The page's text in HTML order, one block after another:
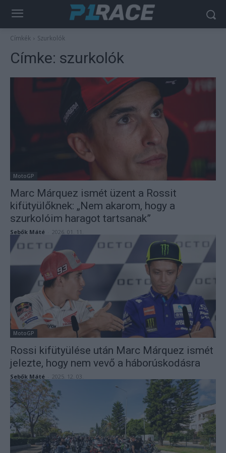
Címkék Szurkolók
Címke: szurkolók
MotoGP
Marc Márquez ismét üzent a Rossit
kifütyülőknek: „Nem akarom, hogy a
szurkolóim haragot tartsanak”
Sebők Máté 2026. 01. 11.
MotoGP
Rossi kifütyülése után Marc Márquez ismét
jelezte, hogy nem vevő a háborúskodásra
Sebők Máté 2025. 12. 03.